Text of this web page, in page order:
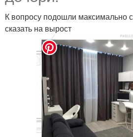
К вопросу подошли максимально
сказать на вырост